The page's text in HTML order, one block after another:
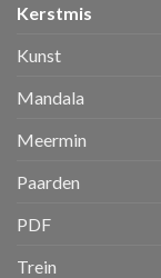
Kerstmis
Kunst
Mandala
Meermin
Paarden
PDF
Trein